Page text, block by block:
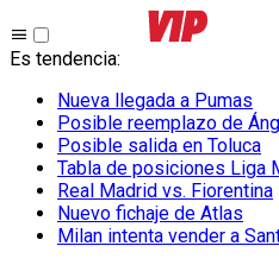
Es tendencia:
Nueva llegada a Pumas
Posible reemplazo de
Posible salida en Toluca
Tabla de posiciones Liga
Real Madrid vs. Fiorentina
Nuevo fichaje de Atlas
Milan intenta vender a